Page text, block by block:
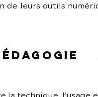
de leurs outils